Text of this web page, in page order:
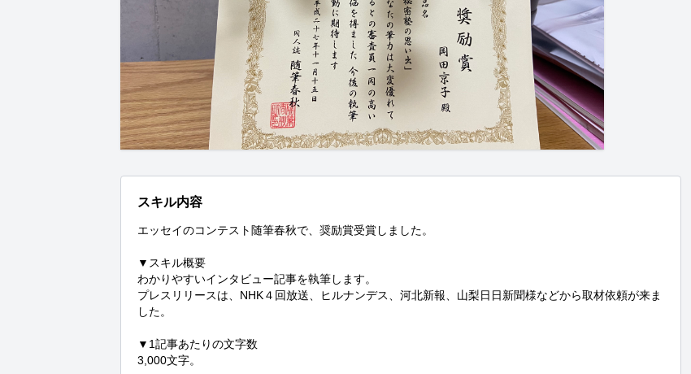
スキル内容
エッセイのコンテスト随筆春秋で、奨励賞受賞しました。
▼スキル概要
わかりやすいインタビュー記事を執筆します。
プレスリリースは、NHK４回放送、ヒルナンデス、河北新報、山梨日日新聞様などから取材依頼が来ま
した。
▼1記事あたりの文字数
3,000文字。